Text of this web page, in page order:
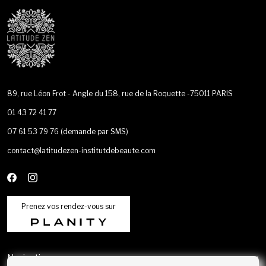
89, rue Léon Frot - Angle du 158, rue de la Roquette -75011 PARIS
01 43 72 41 77
07 61 53 79 76 (demande par SMS)
contact@latitudezen-institutdebeaute.com
Prenez vos rendez-vous sur
Navigation